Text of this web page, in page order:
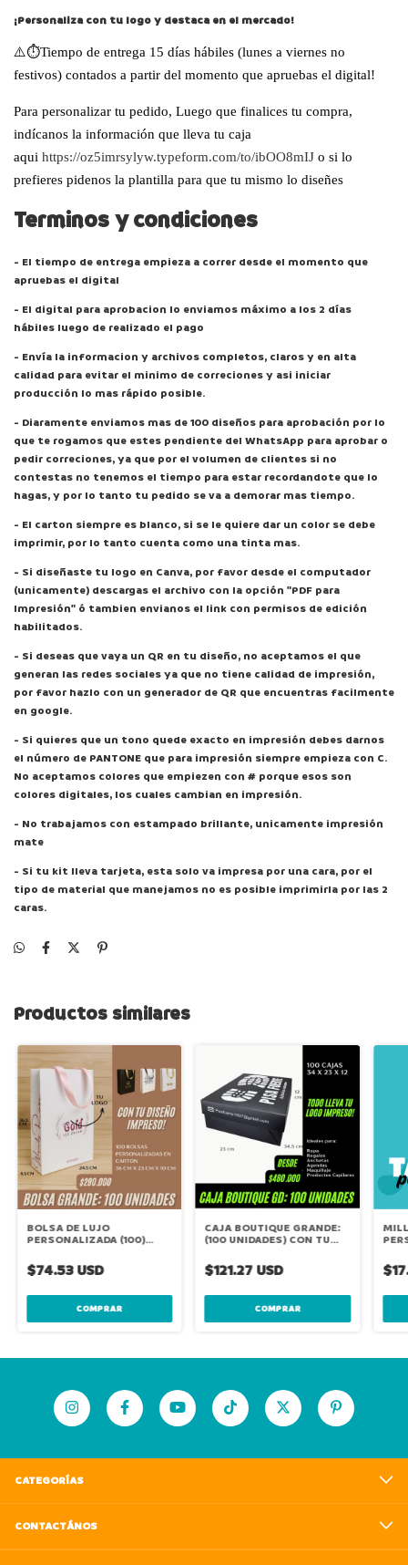
¡Personaliza con tu logo y destaca en el mercado!
⚠️⏱️Tiempo de entrega 15 días hábiles (lunes a viernes no
festivos) contados a partir del momento que apruebas el digital!
Para personalizar tu pedido, Luego que finalices tu compra,
indícanos la información que lleva tu caja
aqui https://oz5imrsylyw.typeform.com/to/ibOO8mIJ o si lo
prefieres pidenos la plantilla para que tu mismo lo diseñes
Terminos y condiciones
- El tiempo de entrega empieza a correr desde el momento que
apruebas el digital
- El digital para aprobacion lo enviamos máximo a los 2 días
hábiles luego de realizado el pago
- Envía la informacion y archivos completos, claros y en alta
calidad para evitar el minimo de correciones y asi iniciar
producción lo mas rápido posible.
- Diaramente enviamos mas de 100 diseños para aprobación por lo
que te rogamos que estes pendiente del WhatsApp para aprobar o
pedir correciones, ya que por el volumen de clientes si no
contestas no tenemos el tiempo para estar recordandote que lo
hagas, y por lo tanto tu pedido se va a demorar mas tiempo.
- El carton siempre es blanco, si se le quiere dar un color se debe
imprimir, por lo tanto cuenta como una tinta mas.
- Si diseñaste tu logo en Canva, por favor desde el computador
(unicamente) descargas el archivo con la opción "PDF para
Impresión" ó tambien envianos el link con permisos de edición
habilitados.
- Si deseas que vaya un QR en tu diseño, no aceptamos el que
generan las redes sociales ya que no tiene calidad de impresión,
por favor hazlo con un generador de QR que encuentras facilmente
en google.
- Si quieres que un tono quede exacto en impresión debes darnos
el número de PANTONE que para impresión siempre empieza con C.
No aceptamos colores que empiezen con # porque esos son
colores digitales, los cuales cambian en impresión.
- No trabajamos con estampado brillante, unicamente impresión
mate
- Si tu kit lleva tarjeta, esta solo va impresa por una cara, por el
tipo de material que manejamos no es posible imprimirla por las 2
caras.
Productos similares
BOLSA DE LUJO
PERSONALIZADA (100)
$74.53 USD
COMPRAR
CAJA BOUTIQUE GRANDE:
(100 UNIDADES) CON TU
$121.27 USD
COMPRAR
CATEGORÍAS
CONTACTÁNOS